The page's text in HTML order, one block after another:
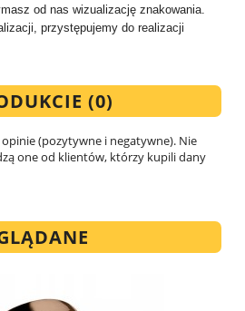
od nas wizualizację znakowania.
przystępujemy do realizacji
(0)
(pozytywne i negatywne). Nie
one od klientów, którzy kupili dany